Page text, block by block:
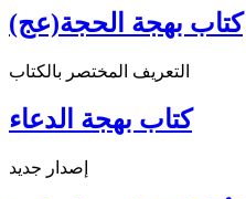
كتاب بهجة الحجة(عج)
التعريف المختصر بالكتاب
كتاب بهجة الدعاء
إصدار جديد